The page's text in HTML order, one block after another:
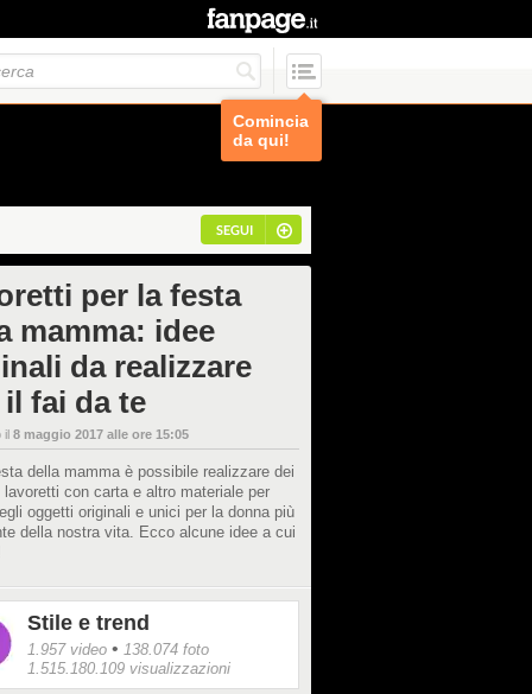
Comincia
da qui!
SEGUI
per la festa
mamma: idee
da realizzare
fai da te
il 8 maggio 2017 alle ore 15:05
della mamma è possibile realizzare dei
con carta e altro materiale per
oggetti originali e unici per la donna più
della nostra vita. Ecco alcune idee a cui
Stile e trend
1.957 video • 138.074 foto
1.515.180.109 visualizzazioni